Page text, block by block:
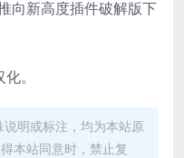
。
明或标注，均为本站原
本站同意时，禁止复